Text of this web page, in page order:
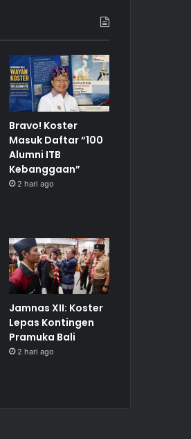
Bravo! Koster
Masuk Daftar “100
Alumni ITB
Kebanggaan”
2 hari ago
Jamnas XII: Koster
Lepas Kontingen
Pramuka Bali
2 hari ago